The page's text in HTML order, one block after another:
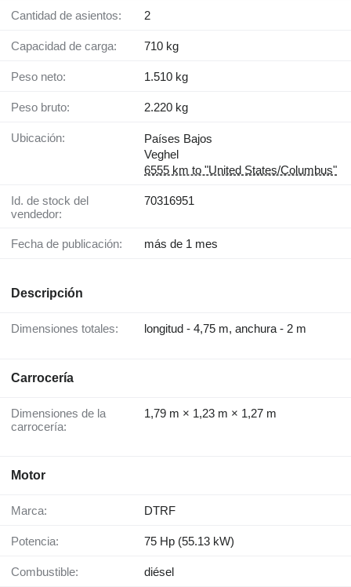
Cantidad de asientos: 2
Capacidad de carga: 710 kg
Peso neto: 1.510 kg
Peso bruto: 2.220 kg
Ubicación:
Países Bajos
Veghel
6555 km to "United States/Columbus"
Id. de stock del
vendedor:
70316951
Fecha de publicación: más de 1 mes
Descripción
Dimensiones totales: longitud - 4,75 m, anchura - 2 m
Carrocería
Dimensiones de la
carrocería:
1,79 m × 1,23 m × 1,27 m
Motor
Marca: DTRF
Potencia: 75 Hp (55.13 kW)
Combustible: diésel